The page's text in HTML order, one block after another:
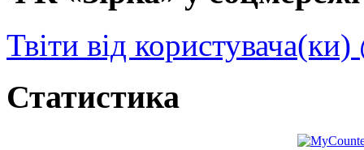
Твіти від
Статистика